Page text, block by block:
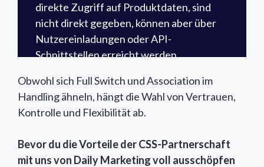
direkte Zugriff auf Produktdaten, sind
nicht direkt gegeben, können aber über
Nutzereinladungen oder API-
Schnittstellen erreicht werden.
Obwohl sich Full Switch und Association im
Handling ähneln, hängt die Wahl von Vertrauen,
Kontrolle und Flexibilität ab.
Bevor du die Vorteile der CSS-Partnerschaft
mit uns von Daily Marketing voll ausschöpfen